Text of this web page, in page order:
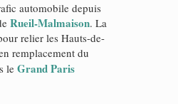
automobile depuis
Rueil-Malmaison. La
relier les Hauts-de-
remplacement du
le Grand Paris